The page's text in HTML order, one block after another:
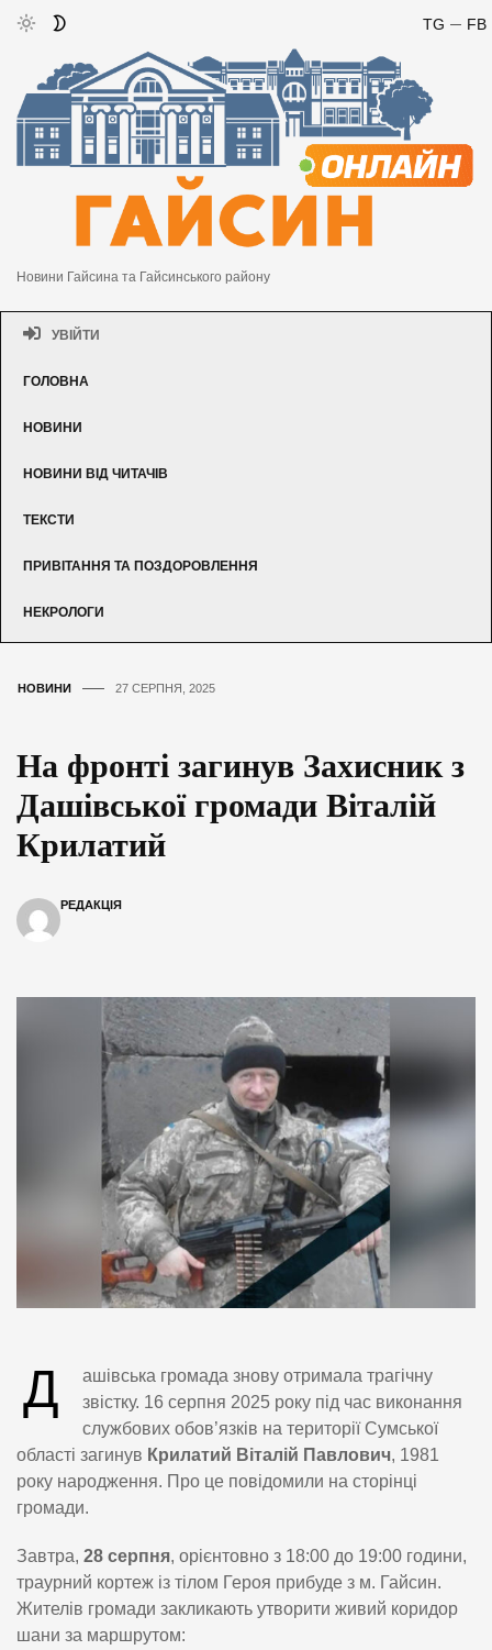
FB
TG
Новини Гайсина та Гайсинського району
УВІЙТИ
ГОЛОВНА
НОВИНИ
НОВИНИ ВІД ЧИТАЧІВ
ТЕКСТИ
ПРИВІТАННЯ ТА ПОЗДОРОВЛЕННЯ
НЕКРОЛОГИ
НОВИНИ 27 СЕРПНЯ, 2025
На фронті загинув Захисник з
Дашівської громади Віталій
Крилатий
РЕДАКЦІЯ
Д
ашівська громада знову отримала трагічну
звістку. 16 серпня 2025 року під час виконання
службових обов’язків на території Сумської
області загинув Крилатий Віталій Павлович, 1981
року народження. Про це повідомили на сторінці
громади.
Завтра, 28 серпня, орієнтовно з 18:00 до 19:00 години,
траурний кортеж із тілом Героя прибуде з м. Гайсин.
Жителів громади закликають утворити живий коридор
шани за маршрутом: